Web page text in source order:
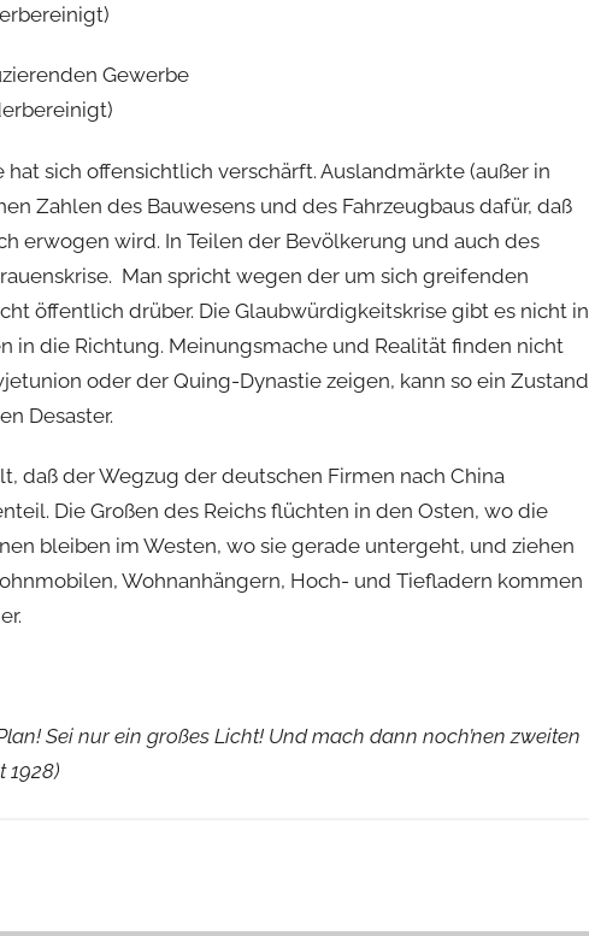
Gewerbe
hat sich offensichtlich verschärft. Auslandmärkte (außer in
Zahlen des Bauwesens und des Fahrzeugbaus dafür, daß
erwogen wird. In Teilen der Bevölkerung und auch des
Man spricht wegen der um sich greifenden
öffentlich drüber. Die Glaubwürdigkeitskrise gibt es nicht in
in die Richtung. Meinungsmache und Realität finden nicht
oder der Quing-Dynastie zeigen, kann so ein Zustand
Desaster.
daß der Wegzug der deutschen Firmen nach China
Die Großen des Reichs flüchten in den Osten, wo die
bleiben im Westen, wo sie gerade untergeht, und ziehen
Wohnanhängern, Hoch- und Tiefladern kommen
Sei nur ein großes Licht! Und mach dann noch’nen zweiten
1928)